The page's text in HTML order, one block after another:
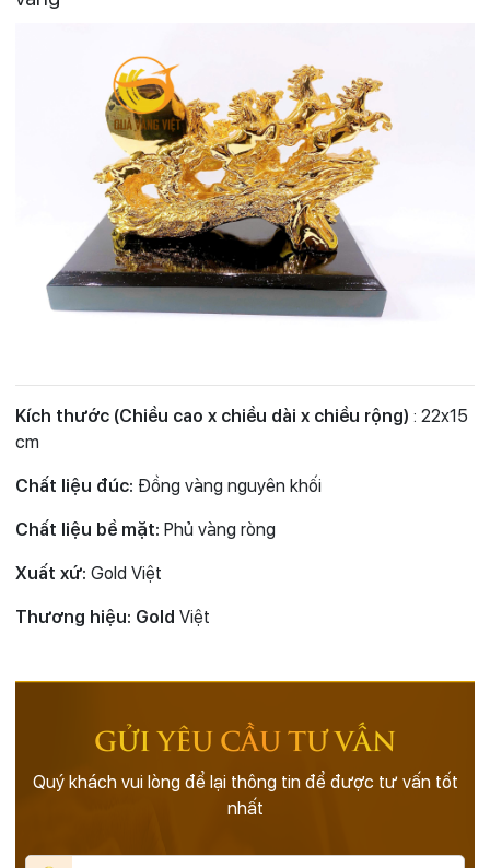
Kích thước (Chiều cao x chiều dài x chiều rộng) : 22x15
cm
Chất liệu đúc: Đồng vàng nguyên khối
Chất liệu bề mặt: Phủ vàng ròng
Xuất xứ: Gold Việt
Thương hiệu: Gold Việt
GỬI YÊU CẦU TƯ VẤN
Quý khách vui lòng để lại thông tin để được tư vấn tốt
nhất